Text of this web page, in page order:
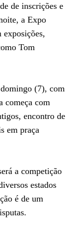
de inscrições e
a Expo
Tom
(7), com
começa com
encontro de
em praça
a competição
estados
é de um